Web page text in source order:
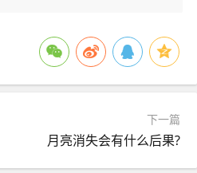
下一篇
月亮消失会有什么后果?